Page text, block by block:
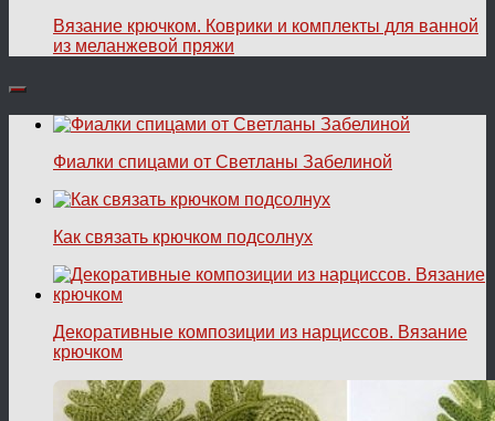
Вязание крючком. Коврики и комплекты для ванной
из меланжевой пряжи
Фиалки спицами от Светланы Забелиной
Как связать крючком подсолнух
Декоративные композиции из нарциссов. Вязание
крючком